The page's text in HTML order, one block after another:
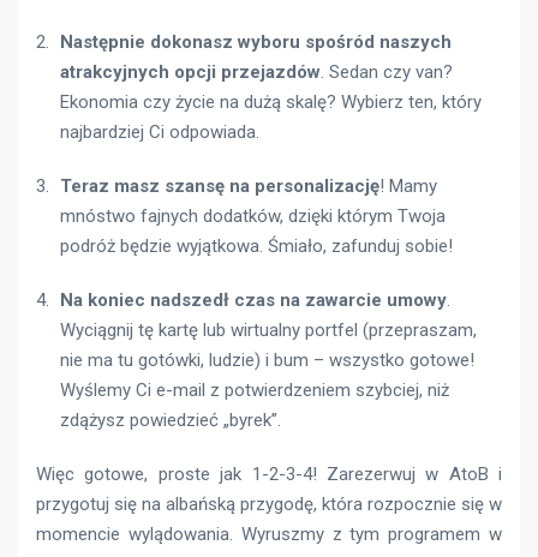
Następnie dokonasz wyboru spośród naszych
atrakcyjnych opcji przejazdów. Sedan czy van?
Ekonomia czy życie na dużą skalę? Wybierz ten, który
najbardziej Ci odpowiada.
Teraz masz szansę na personalizację! Mamy
mnóstwo fajnych dodatków, dzięki którym Twoja
podróż będzie wyjątkowa. Śmiało, zafunduj sobie!
Na koniec nadszedł czas na zawarcie umowy.
Wyciągnij tę kartę lub wirtualny portfel (przepraszam,
nie ma tu gotówki, ludzie) i bum – wszystko gotowe!
Wyślemy Ci e-mail z potwierdzeniem szybciej, niż
zdążysz powiedzieć „byrek”.
Więc gotowe, proste jak 1-2-3-4! Zarezerwuj w AtoB i
przygotuj się na albańską przygodę, która rozpocznie się w
momencie wylądowania. Wyruszmy z tym programem w